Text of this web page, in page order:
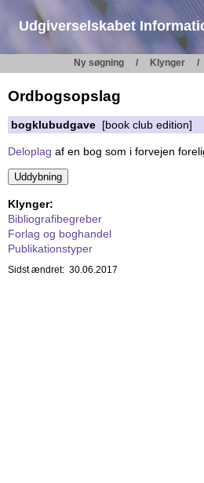
Udgiverselskabet
Ny søgning Klynger
Ordbogsopslag
bogklubudgave [book club edition]
Deloplag af en bog som i forvejen
Klynger:
Bibliografibegreber
Forlag og boghandel
Publikationstyper
Sidst ændret: 30.06.2017